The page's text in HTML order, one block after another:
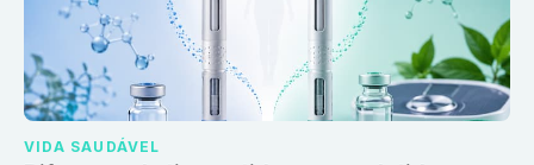
VIDA SAUDÁVEL